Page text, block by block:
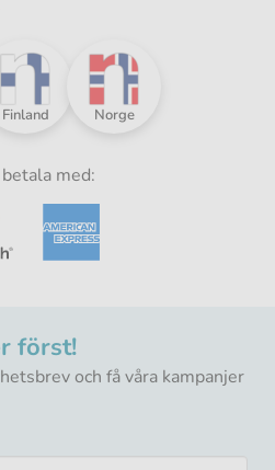
Nazar
-
Finland
Nazar
-
Norge
med:
först!
och få våra kampanjer